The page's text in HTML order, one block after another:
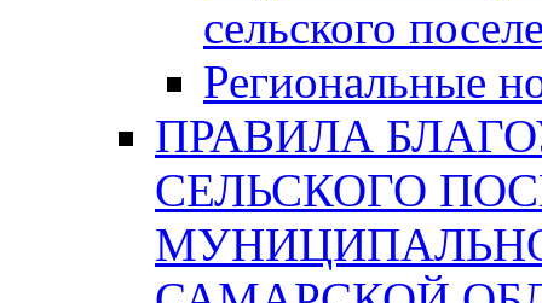
сельского
Региональные
ПРАВИЛА
СЕЛЬСКОГО